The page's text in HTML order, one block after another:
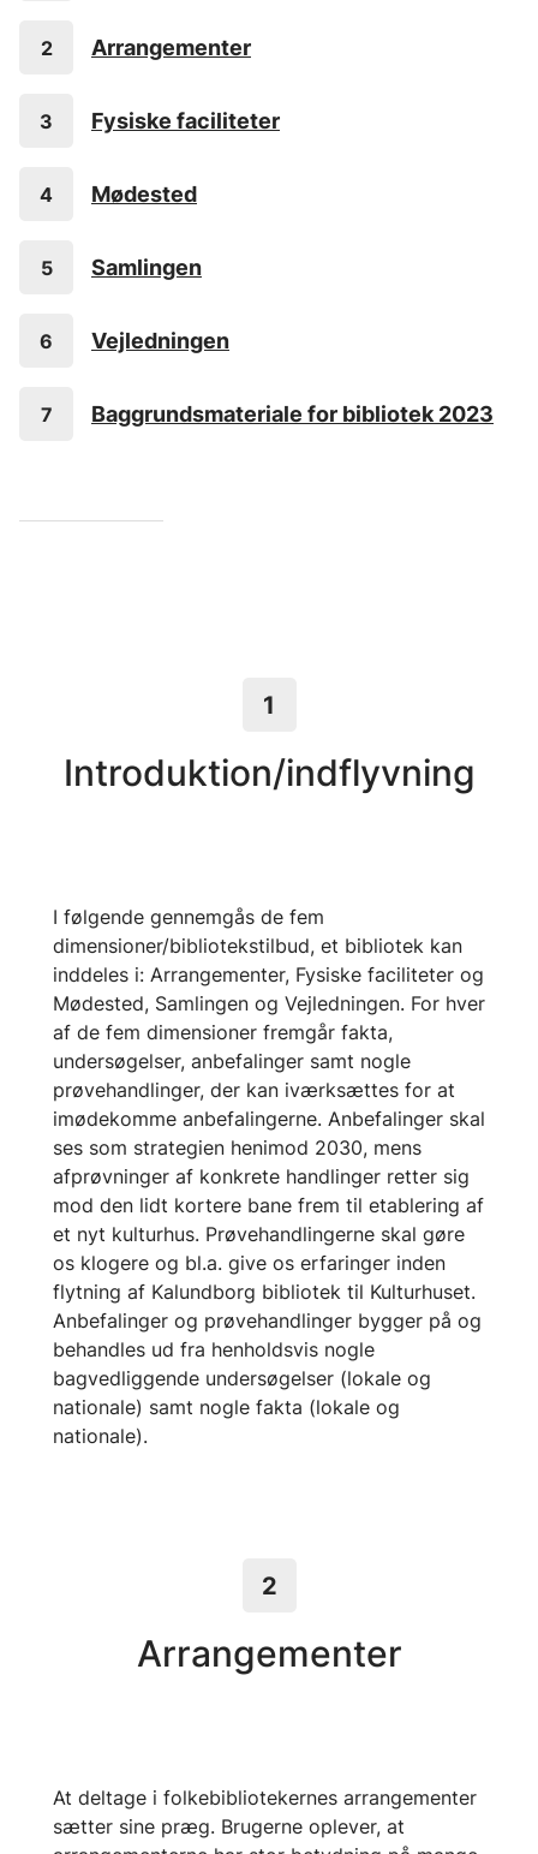
Arrangementer
Fysiske faciliteter
Mødested
Samlingen
Vejledningen
Baggrundsmateriale for bibliotek 2023
1
Introduktion/indflyvning
I følgende gennemgås de fem
dimensioner/bibliotekstilbud, et bibliotek kan
inddeles i: Arrangementer, Fysiske faciliteter og
Mødested, Samlingen og Vejledningen. For hver
af de fem dimensioner fremgår fakta,
undersøgelser, anbefalinger samt nogle
prøvehandlinger, der kan iværksættes for at
imødekomme anbefalingerne. Anbefalinger skal
ses som strategien henimod 2030, mens
afprøvninger af konkrete handlinger retter sig
mod den lidt kortere bane frem til etablering af
et nyt kulturhus. Prøvehandlingerne skal gøre
os klogere og bl.a. give os erfaringer inden
flytning af Kalundborg bibliotek til Kulturhuset.
Anbefalinger og prøvehandlinger bygger på og
behandles ud fra henholdsvis nogle
bagvedliggende undersøgelser (lokale og
nationale) samt nogle fakta (lokale og
nationale).
2
Arrangementer
At deltage i folkebibliotekernes arrangementer
sætter sine præg. Brugerne oplever, at